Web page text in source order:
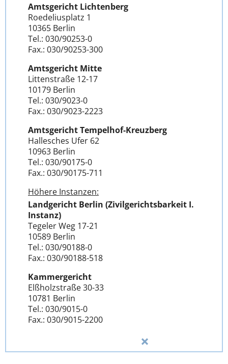
Amtsgericht Lichtenberg
Roedeliusplatz 1
10365 Berlin
Tel.: 030/90253-0
Fax.: 030/90253-300
Amtsgericht Mitte
Littenstraße 12-17
10179 Berlin
Tel.: 030/9023-0
Fax.: 030/9023-2223
Amtsgericht Tempelhof-Kreuzberg
Hallesches Ufer 62
10963 Berlin
Tel.: 030/90175-0
Fax.: 030/90175-711
Höhere Instanzen:
Landgericht Berlin (Zivilgerichtsbarkeit I.
Instanz)
Tegeler Weg 17-21
10589 Berlin
Tel.: 030/90188-0
Fax.: 030/90188-518
Kammergericht
Elßholzstraße 30-33
10781 Berlin
Tel.: 030/9015-0
Fax.: 030/9015-2200